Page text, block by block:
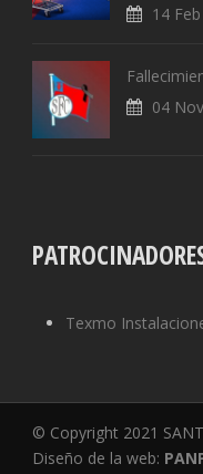
14
04
Texmo
© Copyright 2021
Diseño de la web: